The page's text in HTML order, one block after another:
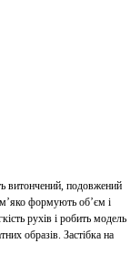
витончений, подовжений
формують об’єм і
рухів і робить модель
образів. Застібка на